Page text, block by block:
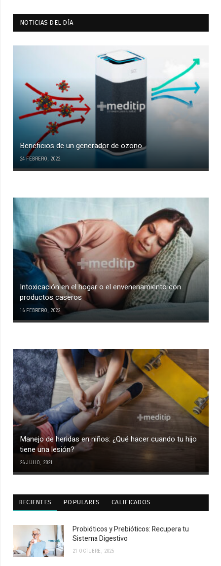
NOTICIAS DEL DÍA
Beneficios de un generador de ozono
24 FEBRERO, 2022
Intoxicación en el hogar o el envenenamiento con
productos caseros
16 FEBRERO, 2022
Manejo de heridas en niños: ¿Qué hacer cuando tu hijo
tiene una lesión?
26 JULIO, 2021
RECIENTES POPULARES CALIFICADOS
Probióticos y Prebióticos: Recupera tu
Sistema Digestivo
21 OCTUBRE, 2025